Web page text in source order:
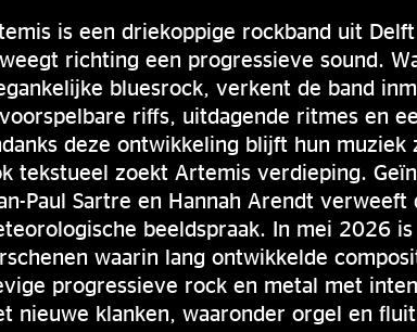
is een driekoppige rockband uit
richting een progressieve sound.
bluesrock, verkent de band
riffs, uitdagende ritmes en
deze ontwikkeling blijft hun
tekstueel zoekt Artemis verdieping.
Paul Sartre en Hannah Arendt
beeldspraak. In mei 2026
waarin lang ontwikkelde
progressieve rock en metal met
nieuwe klanken, waaronder orgel en